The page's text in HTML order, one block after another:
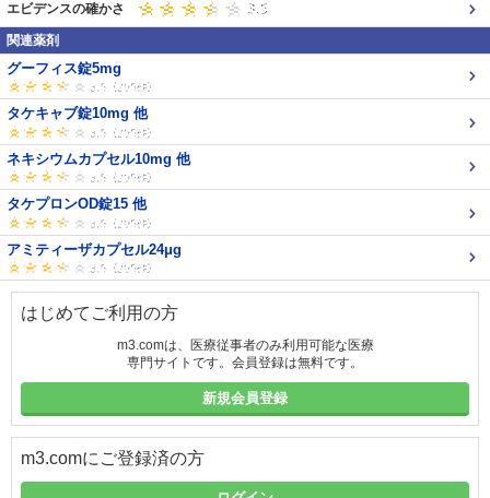
エビデンスの確かさ
関連薬剤
グーフィス錠5mg
タケキャブ錠10mg 他
ネキシウムカプセル10mg 他
タケプロンOD錠15 他
アミティーザカプセル24μg
はじめてご利用の方
m3.comは、医療従事者のみ利用可能な医療
専門サイトです。会員登録は無料です。
新規会員登録
m3.comにご登録済の方